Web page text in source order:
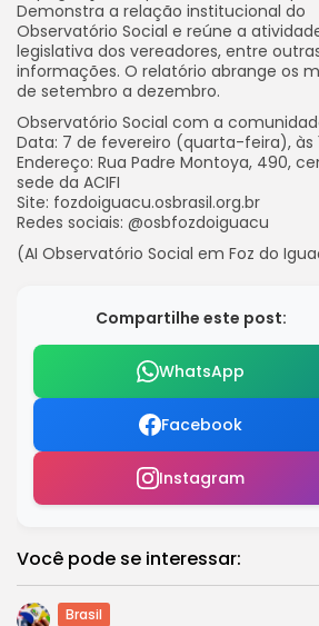
Demonstra a relação institucional do
Observatório Social e reúne a
legislativa dos vereadores, entre
informações. O relatório abrange os
de setembro a dezembro.
Observatório Social com a
Data: 7 de fevereiro (quarta-feira), às
Endereço: Rua Padre Montoya, 490,
sede da ACIFI
Site: fozdoiguacu.osbrasil.org.br
Redes sociais: @osbfozdoiguacu
(AI Observatório Social em Foz do
Compartilhe este post:
WhatsApp
Facebook
Instagram
Você pode se interessar:
Brasil